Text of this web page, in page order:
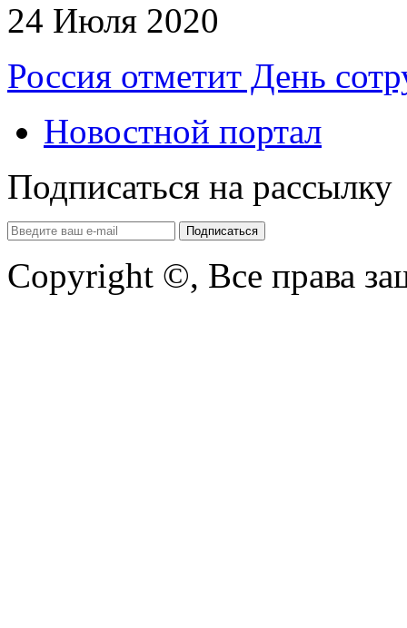
24 Июля 2020
Россия отметит День
Новостной портал
Подписаться на рассылку
Copyright ©, Все права